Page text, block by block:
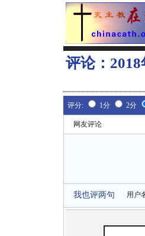
评论：
评分: 1分 2分
网友评论
我也评两句 用户